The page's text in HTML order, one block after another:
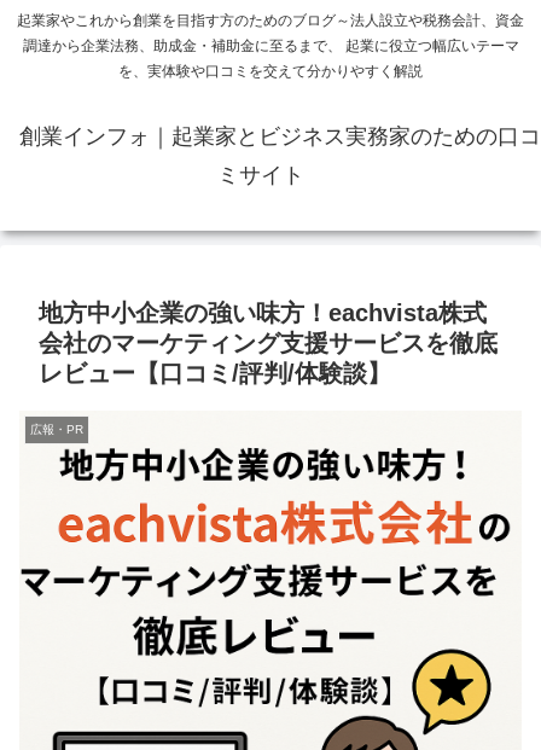
起業家やこれから創業を目指す方のためのブログ～法人設立や税務会計、資金
調達から企業法務、助成金・補助金に至るまで、 起業に役立つ幅広いテーマ
を、実体験や口コミを交えて分かりやすく解説
創業インフォ｜起業家とビジネス実務家のための口コ
ミサイト
地方中小企業の強い味方！eachvista株式
会社のマーケティング支援サービスを徹底
レビュー【口コミ/評判/体験談】
広報・PR